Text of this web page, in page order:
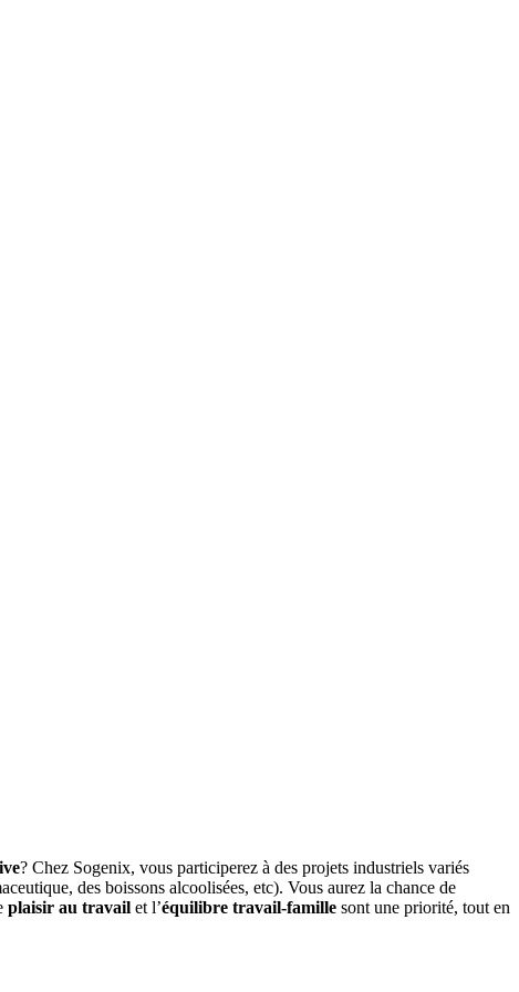
? Chez Sogenix, vous participerez à des projets industriels variés
des boissons alcoolisées, etc). Vous aurez la chance de
plaisir au travail et l’équilibre travail-famille sont une priorité, tout en